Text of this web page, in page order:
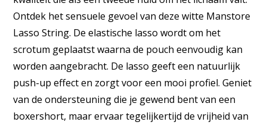
Ontdek het sensuele gevoel van deze witte Manstore
Lasso String. De elastische lasso wordt om het
scrotum geplaatst waarna de pouch eenvoudig kan
worden aangebracht. De lasso geeft een natuurlijk
push-up effect en zorgt voor een mooi profiel. Geniet
van de ondersteuning die je gewend bent van een
boxershort, maar ervaar tegelijkertijd de vrijheid van